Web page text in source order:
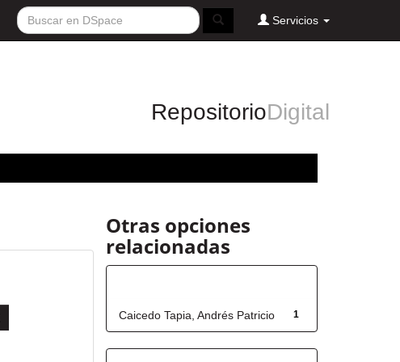
Servicios
RepositorioDigital
Otras opciones
relacionadas
1
Caicedo Tapia, Andrés Patricio